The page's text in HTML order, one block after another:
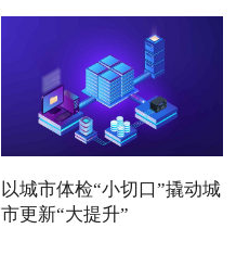
以城市体检“小切口”撬动城
市更新“大提升”